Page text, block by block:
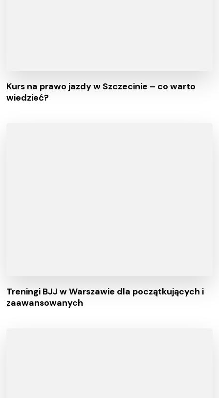
Kurs na prawo jazdy w Szczecinie – co warto
wiedzieć?
Treningi BJJ w Warszawie dla początkujących i
zaawansowanych